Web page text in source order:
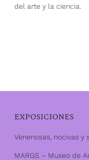
del arte y la ciencia.
EXPOSICIONES
Venenosas, nocivas y
MARGS – Museo de